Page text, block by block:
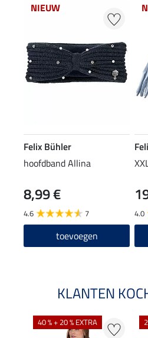
NIEUW
Felix Bühler
hoofdband Allina
8,99 €
4.6 7
toevoegen
4.0
KLANTEN
40 % + 20 % EXTRA